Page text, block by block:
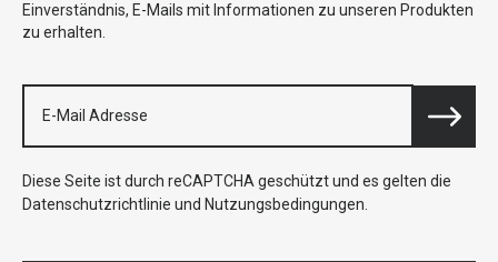
Einverständnis, E-Mails mit Informationen zu unseren Produkten
zu erhalten.
Diese Seite ist durch reCAPTCHA geschützt und es gelten die
Datenschutzrichtlinie und Nutzungsbedingungen